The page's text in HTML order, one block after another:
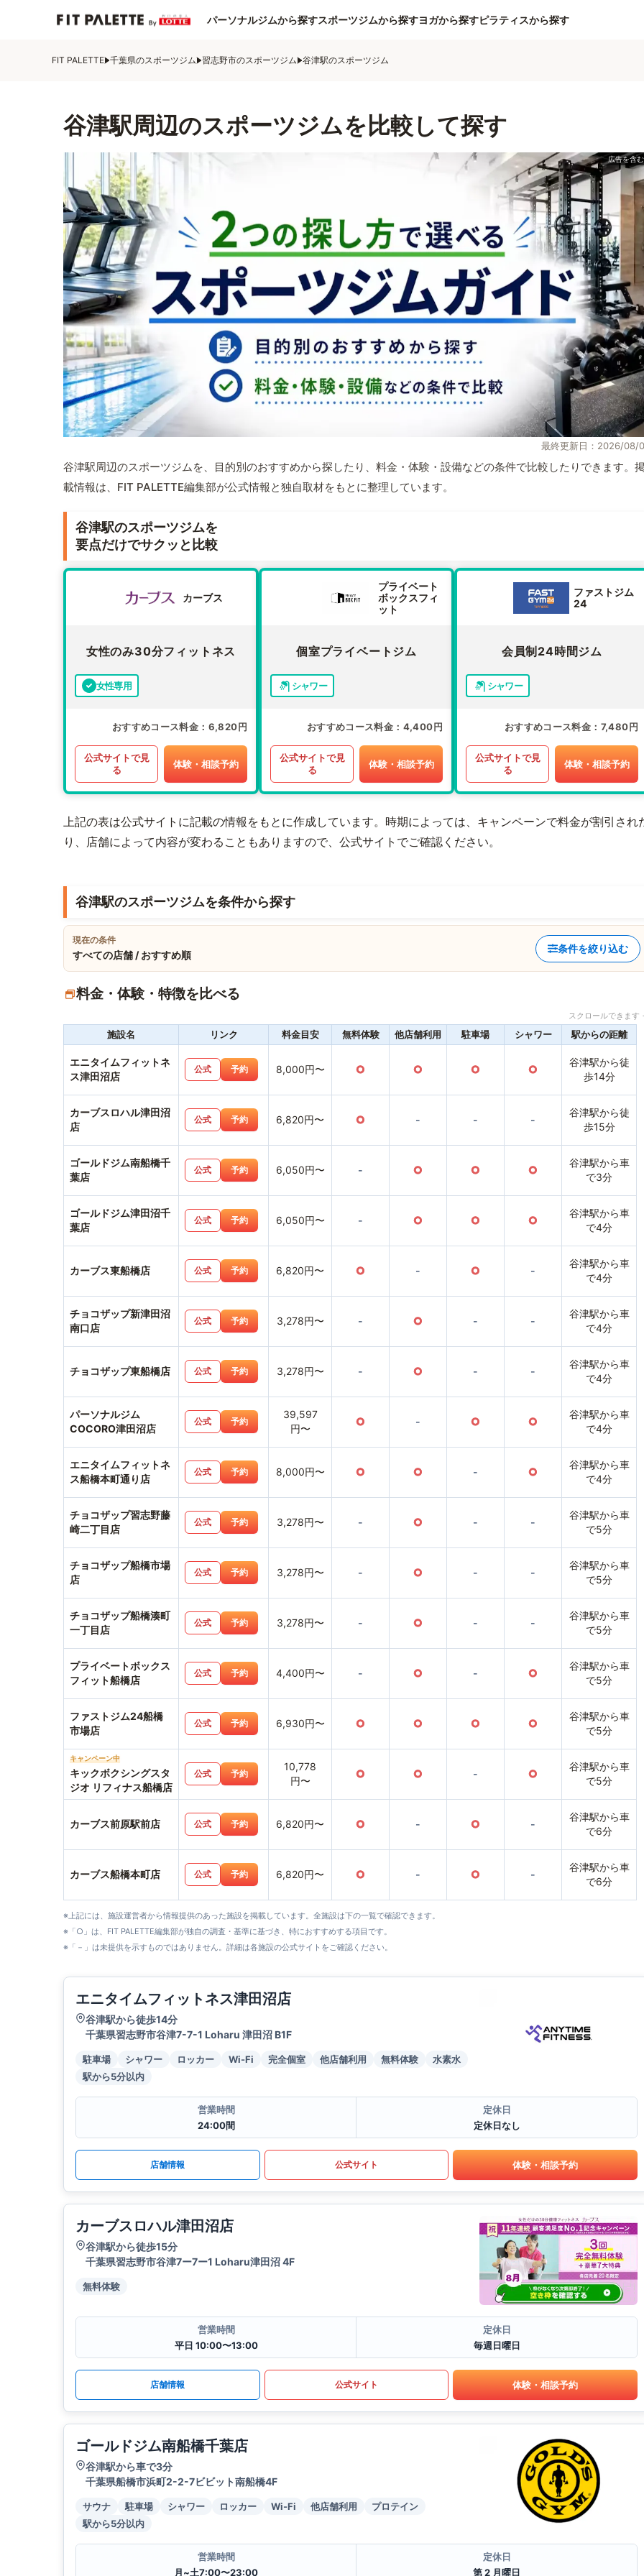
パーソナルジムから探すスポーツジムから探すヨガから探すピラティスから探す
FIT PALETTE 千葉県のスポーツジム 習志野市のスポーツジム 谷津駅のスポーツジム
谷津駅周辺のスポーツジムを比較して探す
最終更新日：2026/08/
谷津駅周辺のスポーツジムを、目的別のおすすめから探したり、料金・体験・設備などの条件で比較したりできます。
載情報は、FIT PALETTE編集部が公式情報と独自取材をもとに整理しています。
谷津駅のスポーツジムを
要点だけでサクッと比較
カーブス
女性のみ30分フィットネス
女性専用
おすすめコース料金 6,820円
公式サイトで見
る
体験・相談予約
プライベート
ボックスフィ
ット
個室プライベートジム
シャワー
おすすめコース料金 4,400円
公式サイトで見
る
体験・相談予約
ファストジム
24
会員制24時間ジム
シャワー
おすすめコース料金 7,480円
公式サイトで見
る
体験・相談予約
上記の表は公式サイトに記載の情報をもとに作成しています。時期によっては、キャンペーンで料金が割引され
り、店舗によって内容が変わることもありますので、公式サイトでご確認ください。
谷津駅のスポーツジムを条件から探す
現在の条件
すべての店舗 / おすすめ順
条件を絞り込む
料金・体験・特徴を比べる
スクロールできま
施設名 リンク 料金目安 無料体験 他店舗利用 駐車場 シャワー 駅からの距離
エニタイムフィットネ
ス津田沼店
公式 予約 8,000円〜 ○ ○ ○ ○
谷津駅から徒
歩14分
カーブスロハル津田沼
店
公式 予約 6,820円〜 ○ - - -
谷津駅から徒
歩15分
ゴールドジム南船橋千
葉店
公式 予約 6,050円〜 - ○ ○ ○
谷津駅から車
で3分
ゴールドジム津田沼千
葉店
公式 予約 6,050円〜 - ○ ○ ○
谷津駅から車
で4分
カーブス東船橋店 公式 予約 6,820円〜 ○ - ○ -
谷津駅から車
で4分
チョコザップ新津田沼
南口店
公式 予約 3,278円〜 - ○ - -
谷津駅から車
で4分
チョコザップ東船橋店 公式 予約 3,278円〜 - ○ - -
谷津駅から車
で4分
パーソナルジム
COCORO津田沼店
公式 予約
39,597
円〜
○ - ○ ○
谷津駅から車
で4分
エニタイムフィットネ
ス船橋本町通り店
公式 予約 8,000円〜 ○ ○ - ○
谷津駅から車
で4分
チョコザップ習志野藤
崎二丁目店
公式 予約 3,278円〜 - ○ - -
谷津駅から車
で5分
チョコザップ船橋市場
店
公式 予約 3,278円〜 - ○ - -
谷津駅から車
で5分
チョコザップ船橋湊町
一丁目店
公式 予約 3,278円〜 - ○ - -
谷津駅から車
で5分
プライベートボックス
フィット船橋店
公式 予約 4,400円〜 - ○ - ○
谷津駅から車
で5分
ファストジム24船橋
市場店
公式 予約 6,930円〜 ○ ○ ○ ○
谷津駅から車
で5分
キャンペーン中
キックボクシングスタ
ジオ リフィナス船橋店
公式 予約
10,778
円〜
○ ○ - ○
谷津駅から車
で5分
カーブス前原駅前店 公式 予約 6,820円〜 ○ - ○ -
谷津駅から車
で6分
カーブス船橋本町店 公式 予約 6,820円〜 ○ - ○ -
谷津駅から車
で6分
※上記には、施設運営者から情報提供のあった施設を掲載しています。全施設は下の一覧で確認できます。
※「○」は、FIT PALETTE編集部が独自の調査・基準に基づき、特におすすめする項目です。
※「－」は未提供を示すものではありません。詳細は各施設の公式サイトをご確認ください。
エニタイムフィットネス津田沼店
谷津駅から徒歩14分
千葉県習志野市谷津7-7-1 Loharu 津田沼 B1F
駐車場 シャワー ロッカー Wi-Fi 完全個室 他店舗利用 無料体験
水素水
駅から5分以内
営業時間
24:00間
定休日
定休日なし
店舗情報 公式サイト 体験・相談予約
カーブスロハル津田沼店
谷津駅から徒歩15分
千葉県習志野市谷津7ー7ー1 Loharu津田沼 4F
無料体験
営業時間
平日 10:00〜13:00
定休日
毎週日曜日
店舗情報 公式サイト 体験・相談予約
ゴールドジム南船橋千葉店
谷津駅から車で3分
千葉県船橋市浜町2-2-7ビビット南船橋4F
サウナ 駐車場 シャワー ロッカー Wi-Fi 他店舗利用
プロテイン
駅から5分以内
営業時間
月~土7:00〜23:00
定休日
第 2 月曜日